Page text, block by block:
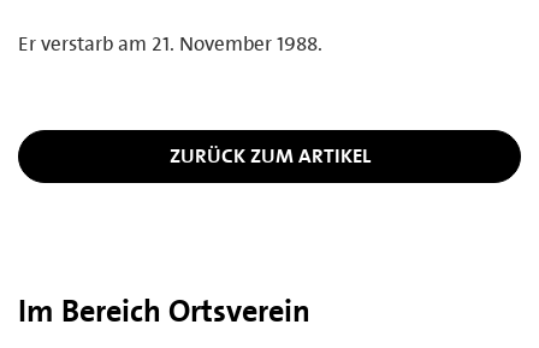
Er verstarb am 21. November 1988.
ZURÜCK ZUM ARTIKEL
Im Bereich Ortsverein